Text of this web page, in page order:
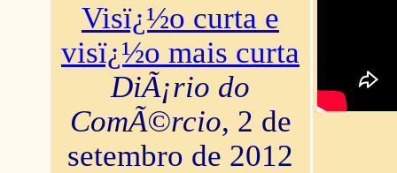
Visï¿½o curta e
visï¿½o mais curta
DiÃ¡rio do
ComÃ©rcio, 2 de
setembro de 2012